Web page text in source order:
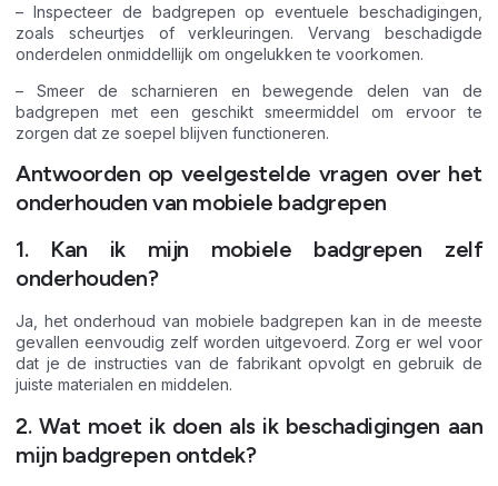
– Inspecteer de badgrepen op eventuele beschadigingen,
zoals scheurtjes of verkleuringen. Vervang beschadigde
onderdelen onmiddellijk om ongelukken te voorkomen.
– Smeer de scharnieren en bewegende delen van de
badgrepen met een geschikt smeermiddel om ervoor te
zorgen dat ze soepel blijven functioneren.
Antwoorden op veelgestelde vragen over het
onderhouden van mobiele badgrepen
1. Kan ik mijn mobiele badgrepen zelf
onderhouden?
Ja, het onderhoud van mobiele badgrepen kan in de meeste
gevallen eenvoudig zelf worden uitgevoerd. Zorg er wel voor
dat je de instructies van de fabrikant opvolgt en gebruik de
juiste materialen en middelen.
2. Wat moet ik doen als ik beschadigingen aan
mijn badgrepen ontdek?